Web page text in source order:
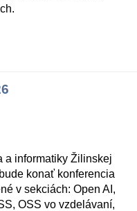
a informatiky Žilinskej
konať konferencia
v sekciách: Open AI,
OSS vo vzdelávaní,